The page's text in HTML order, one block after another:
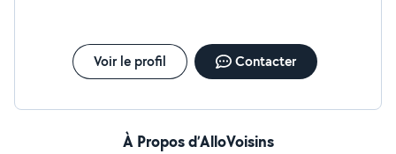
d'animaux. En résumé, je suis une personne polyvalente,
prête à apporter mon aide dans divers domaines.
N'hésitez pas à me contacter pour discuter de vos
Voir le profil Contacter
À Propos d’AlloVoisins